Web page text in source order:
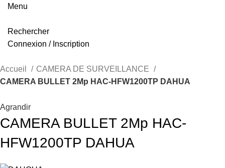
Menu
Rechercher
Connexion / Inscription
Accueil
CAMERA DE SURVEILLANCE
CAMERA BULLET 2Mp HAC-HFW1200TP DAHUA
Agrandir
CAMERA BULLET 2Mp HAC-
HFW1200TP DAHUA